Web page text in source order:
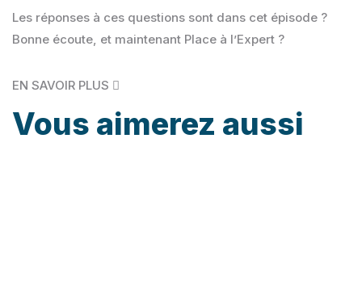
Les réponses à ces questions sont dans cet épisode ?
Bonne écoute, et maintenant Place à l’Expert ?
EN SAVOIR PLUS
Vous aimerez aussi